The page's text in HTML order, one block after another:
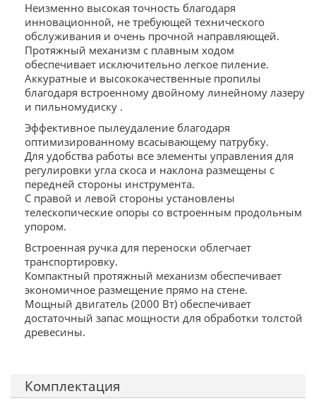
Неизменно высокая точность благодаря
инновационной, не требующей технического
обслуживания и очень прочной направляющей.
Протяжный механизм с плавным ходом
обеспечивает исключительно легкое пиление.
Аккуратные и высококачественные пропилы
благодаря встроенному двойному линейному лазеру
и пильномудиску .
Эффективное пылеудаление благодаря
оптимизированному всасывающему патрубку.
Для удобства работы все элементы управления для
регулировки угла скоса и наклона размещены с
передней стороны инструмента.
С правой и левой стороны установлены
телескопические опоры со встроенным продольным
упором.
Встроенная ручка для переноски облегчает
транспортировку.
Компактный протяжный механизм обеспечивает
экономичное размещение прямо на стене.
Мощный двигатель (2000 Вт) обеспечивает
достаточный запас мощности для обработки толстой
древесины.
Комплектация